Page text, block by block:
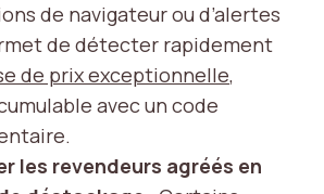
de navigateur ou d’alertes
de détecter rapidement
de prix exceptionnelle,
avec un code
les revendeurs agréés en